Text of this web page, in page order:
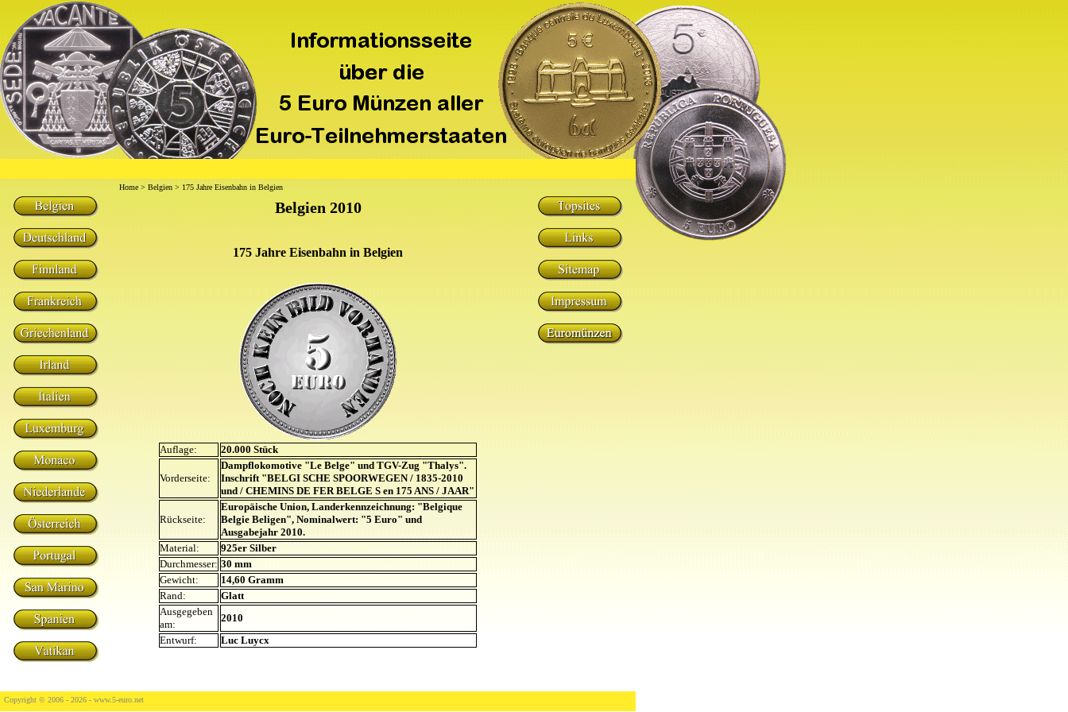
Home > Belgien > 175 Jahre Eisenbahn in Belgien
Belgien 2010
175 Jahre Eisenbahn in Belgien
Auflage: 20.000 Stück
Vorderseite:
Dampflokomotive "Le Belge" und TGV-Zug "Thalys".
Inschrift "BELGI SCHE SPOORWEGEN / 1835-2010
und / CHEMINS DE FER BELGE S en 175 ANS / JAAR"
Rückseite:
Europäische Union, Landerkennzeichnung: "Belgique
Belgie Beligen", Nominalwert: "5 Euro" und
Ausgabejahr 2010.
Material:
925er Silber
Durchmesser: 30 mm
Gewicht:
14,60 Gramm
Rand:
Glatt
Ausgegeben
am:
2010
Entwurf:
Luc Luycx
Copyright © 2006 - 2026 - www.5-euro.net